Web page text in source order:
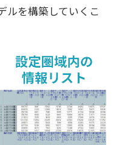
ルを構築していくこ